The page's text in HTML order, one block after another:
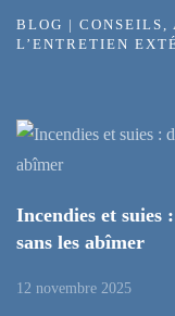
BLOG | CONSEILS,
L’ENTRETIEN
Incendies et suies
sans les abîmer
12 novembre 2025